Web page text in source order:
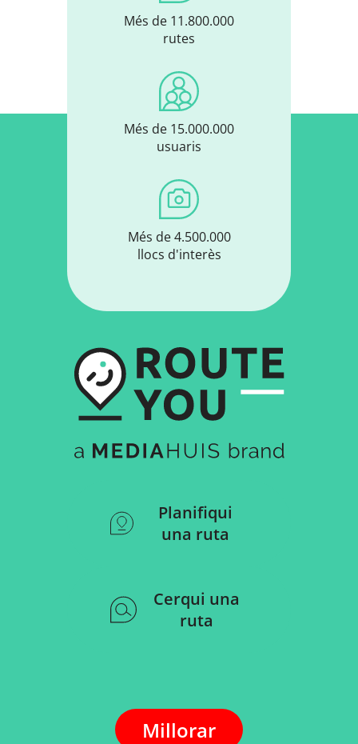
Més de 11.800.000
rutes
Més de 15.000.000
usuaris
Més de 4.500.000
llocs d'interès
Planifiqui
una ruta
Cerqui una
ruta
Millorar